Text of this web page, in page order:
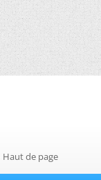
Haut de page